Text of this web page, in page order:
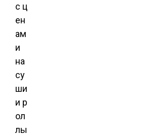
с ц
ен
ам
и
на
су
ши
и р
ол
лы